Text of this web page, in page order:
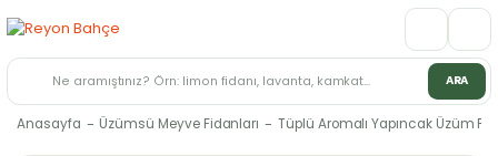
ARA
Anasayfa Üzümsü Meyve Fidanları Tüplü Aromalı Yapıncak Üzüm